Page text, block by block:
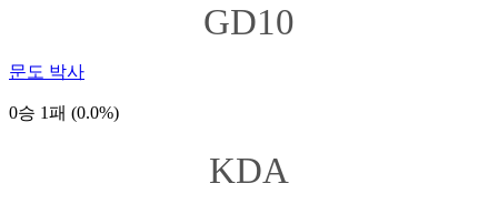
GD10
문도 박사
0승 1패 (0.0%)
KDA